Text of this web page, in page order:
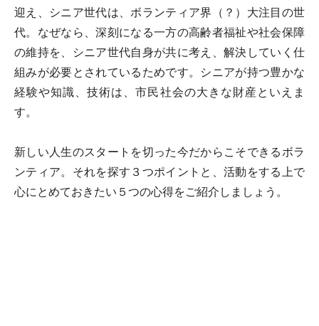
迎え、シニア世代は、ボランティア界（？）大注目の世
代。なぜなら、深刻になる一方の高齢者福祉や社会保障
の維持を、シニア世代自身が共に考え、解決していく仕
組みが必要とされているためです。シニアが持つ豊かな
経験や知識、技術は、市民社会の大きな財産といえま
す。
新しい人生のスタートを切った今だからこそできるボラ
ンティア。それを探す３つポイントと、活動をする上で
心にとめておきたい５つの心得をご紹介しましょう。